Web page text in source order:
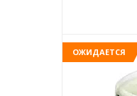
ОЖИДАЕТСЯ